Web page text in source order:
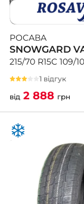
РОСАВА
SNOWGARD
215/70 R15C 109/
1 відгук
від 2 888 грн